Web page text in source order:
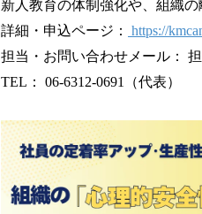
新人教育の体制強化や、組織
詳細・申込ページ：
https://
担当・お問い合わせメール：
TEL： 06-6312-0691（代表）